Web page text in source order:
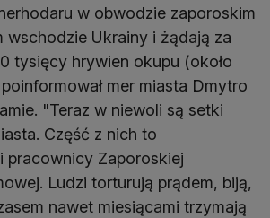
w obwodzie zaporoskim
wschodzie Ukrainy i żądają za
tysięcy hrywien okupu (około
mer miasta Dmytro
"Teraz w niewoli są setki
Część z nich to
pracownicy Zaporoskiej
Ludzi torturują prądem, biją,
nawet miesiącami trzymają